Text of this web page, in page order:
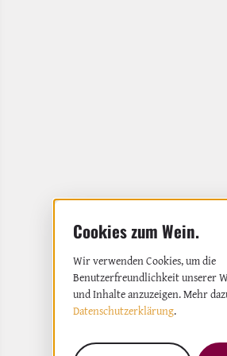
Wir verwenden Cookies, um die
Benutzerfreundlichkeit unserer
und Inhalte anzuzeigen. Mehr
Datenschutzerklärung.